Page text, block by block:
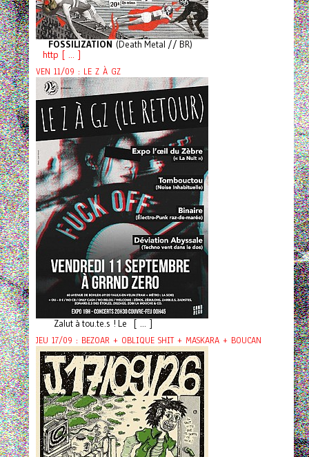
FOSSILIZATION (Death Metal // BR)
http [ ... ]
VEN 11/09 : LE Z À GZ
Zalut à tou.te.s ! Le [ ... ]
JEU 17/09 : BEZOAR + OBLIQUE SHIT + MASKARA + BOUCAN